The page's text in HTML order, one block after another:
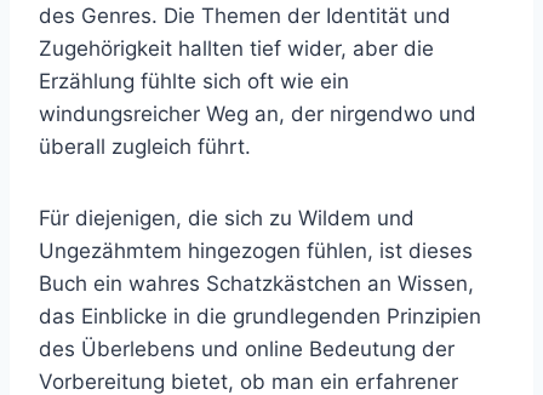
des Genres. Die Themen der Identität und
Zugehörigkeit hallten tief wider, aber die
Erzählung fühlte sich oft wie ein
windungsreicher Weg an, der nirgendwo und
überall zugleich führt.
Für diejenigen, die sich zu Wildem und
Ungezähmtem hingezogen fühlen, ist dieses
Buch ein wahres Schatzkästchen an Wissen,
das Einblicke in die grundlegenden Prinzipien
des Überlebens und online Bedeutung der
Vorbereitung bietet, ob man ein erfahrener